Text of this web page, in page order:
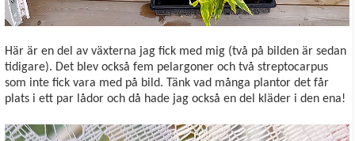
Här är en del av växterna jag fick med mig (två på bilden är sedan
tidigare). Det blev också fem pelargoner och två streptocarpus
som inte fick vara med på bild. Tänk vad många plantor det får
plats i ett par lådor och då hade jag också en del kläder i den ena!